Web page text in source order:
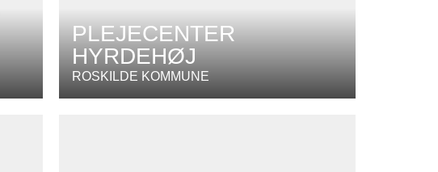
PLEJECENTER
HYRDEHØJ
ROSKILDE KOMMUNE